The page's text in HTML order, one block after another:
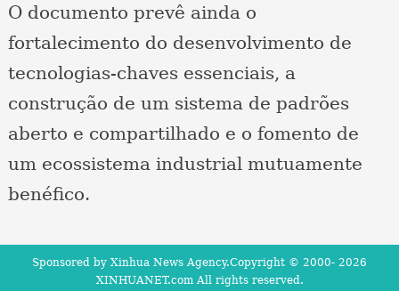
O documento prevê ainda o
fortalecimento do desenvolvimento de
tecnologias-chaves essenciais, a
construção de um sistema de padrões
aberto e compartilhado e o fomento de
um ecossistema industrial mutuamente
benéfico.
Sponsored by Xinhua News Agency.Copyright © 2000- 2026
XINHUANET.com All rights reserved.